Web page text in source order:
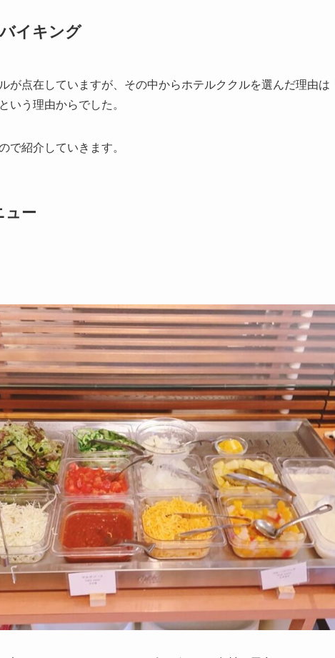
イキング
が点在していますが、その中からホテルククルを選んだ理由は
という理由からでした。
で紹介していきます。
ュー